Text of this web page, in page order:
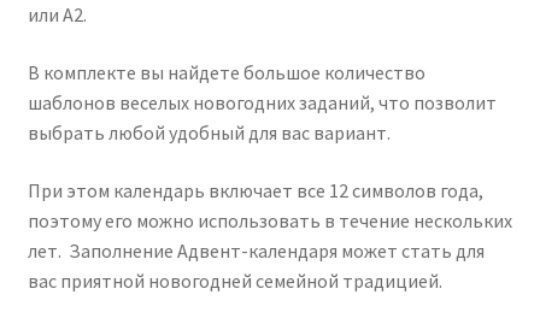
или А2.
В комплекте вы найдете большое количество
шаблонов веселых новогодних заданий, что позволит
выбрать любой удобный для вас вариант.
При этом календарь включает все 12 символов года,
поэтому его можно использовать в течение нескольких
лет. Заполнение Адвент-календаря может стать для
вас приятной новогодней семейной традицией.